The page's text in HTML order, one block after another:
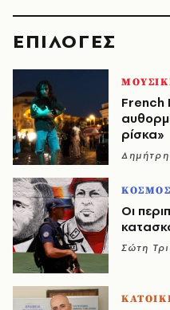
EΠΙΛΟΓΈΣ
French
ρίσκα»
ΚΟΣΜΟΣ
Οι
Σώτη